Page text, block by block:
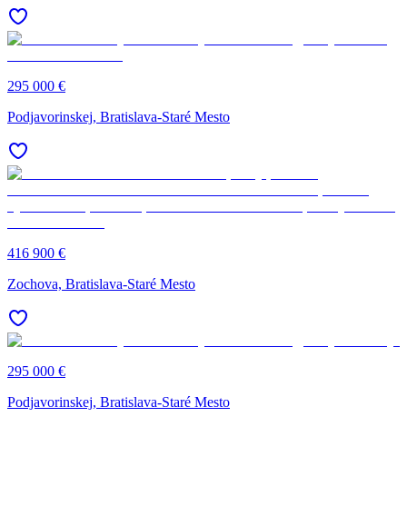
295 000 €
Podjavorinskej, Bratislava-Staré Mesto
416 900 €
Zochova, Bratislava-Staré Mesto
295 000 €
Podjavorinskej, Bratislava-Staré Mesto